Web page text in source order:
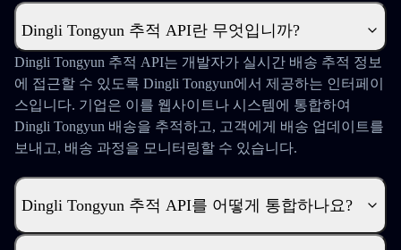
Dingli Tongyun 추적 API란 무엇입니까?
Dingli Tongyun 추적 API는 개발자가 실시간 배송 추적 정보
에 접근할 수 있도록 Dingli Tongyun에서 제공하는 인터페이
스입니다. 기업은 이를 웹사이트나 시스템에 통합하여
Dingli Tongyun 배송을 추적하고, 고객에게 배송 업데이트를
보내고, 배송 과정을 모니터링할 수 있습니다.
Dingli Tongyun 추적 API를 어떻게 통합하나요?